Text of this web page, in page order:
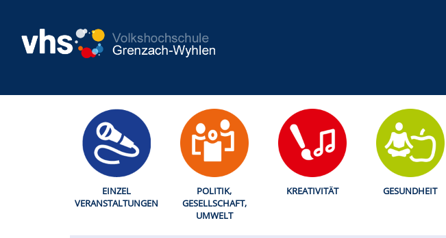
EINZEL
VERANSTALTUNGEN
POLITIK,
GESELLSCHAFT,
UMWELT
KREATIVITÄT GESUNDHEIT